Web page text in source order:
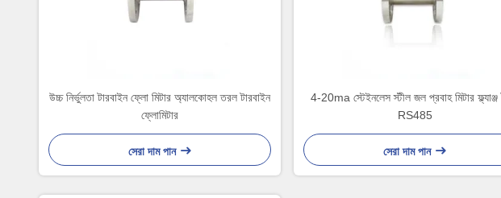
উচ্চ নির্ভুলতা টারবাইন ফ্লো মিটার অ্যালকোহল তরল টারবাইন
ফ্লোমিটার
সেরা দাম পান
4-20ma স্টেইনলেস স্টীল জল প্রবাহ মিটার ফ্ল্যাঞ্জ
RS485
সেরা দাম পান